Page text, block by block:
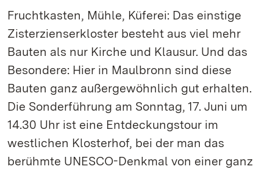
Fruchtkasten, Mühle, Küferei: Das einstige
Zisterzienserkloster besteht aus viel mehr
Bauten als nur Kirche und Klausur. Und das
Besondere: Hier in Maulbronn sind diese
Bauten ganz außergewöhnlich gut erhalten.
Die Sonderführung am Sonntag, 17. Juni um
14.30 Uhr ist eine Entdeckungstour im
westlichen Klosterhof, bei der man das
berühmte UNESCO-Denkmal von einer ganz